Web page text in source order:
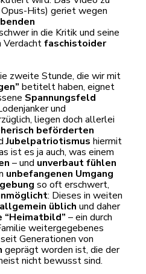
Opus-Hits) geriet wegen
in die Kritik und seine
Verdachtfaschistoider
zweite Stunde, die wir mit
betitelt haben, eignet
Spannungsfeld
und
liegen doch allerlei
beförderten
Jubelpatriotismus hiermit
ist es ja auch, was einem
– und unverbaut fühlen
unbefangenen Umgang
so oft erschwert,
: Dieses in weiten
allgemein üblich und daher
“Heimatbild” – ein durch
weitergegebenes
Generationen von
geprägt worden ist, die der
nicht bewusst sind.